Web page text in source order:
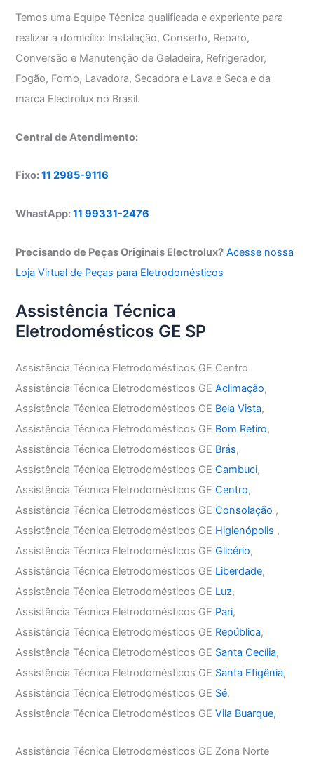
Temos uma Equipe Técnica qualificada e experiente para
realizar a domicílio: Instalação, Conserto, Reparo,
Conversão e Manutenção de Geladeira, Refrigerador,
Fogão, Forno, Lavadora, Secadora e Lava e Seca e da
marca Electrolux no Brasil.
Central de Atendimento:
Fixo:11 2985-9116
WhastApp:11 99331-2476
Precisando de Peças Originais Electrolux? Acesse nossa
Loja Virtual de Peças para Eletrodomésticos
Assistência Técnica
Eletrodomésticos GE SP
Assistência Técnica Eletrodomésticos GE Centro
Assistência Técnica Eletrodomésticos GEAclimação,
Assistência Técnica Eletrodomésticos GE Bela Vista,
Assistência Técnica Eletrodomésticos GE Bom Retiro,
Assistência Técnica Eletrodomésticos GE Brás,
Assistência Técnica Eletrodomésticos GECambuci,
Assistência Técnica Eletrodomésticos GECentro,
Assistência Técnica Eletrodomésticos GEConsolação ,
Assistência Técnica Eletrodomésticos GE Higienópolis ,
Assistência Técnica Eletrodomésticos GEGlicério,
Assistência Técnica Eletrodomésticos GE Liberdade,
Assistência Técnica Eletrodomésticos GE Luz,
Assistência Técnica Eletrodomésticos GE Pari,
Assistência Técnica Eletrodomésticos GE República,
Assistência Técnica Eletrodomésticos GE Santa Cecília,
Assistência Técnica Eletrodomésticos GE Santa Efigênia,
Assistência Técnica Eletrodomésticos GE Sé,
Assistência Técnica Eletrodomésticos GEVila Buarque,
Assistência Técnica Eletrodomésticos GE Zona Norte